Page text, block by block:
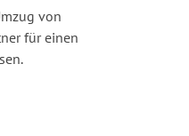
von
für einen